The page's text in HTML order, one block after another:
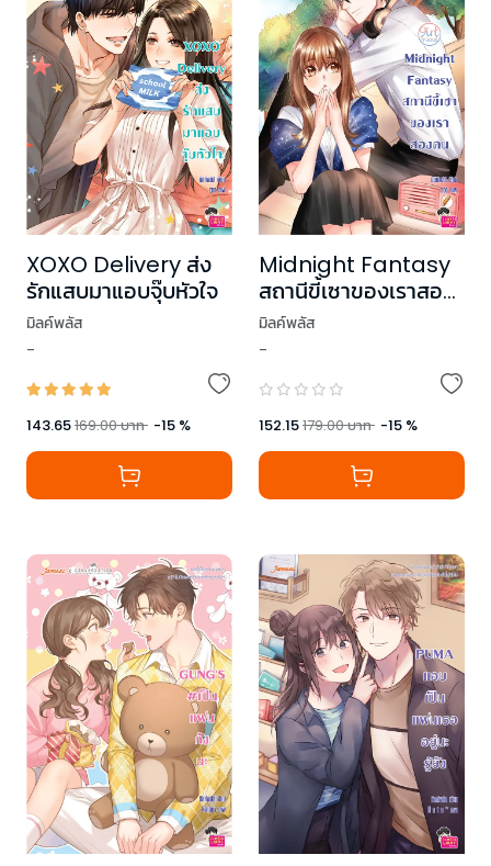
XOXO Delivery ส่ง
รักแสบมาแอบจุ๊บหัวใจ
มิลค์พลัส
-
143.65169.00บาท -15 %
Midnight Fantasy
สถานีขี้เซาของเราสอง
คน
มิลค์พลัส
-
152.15179.00บาท -15 %